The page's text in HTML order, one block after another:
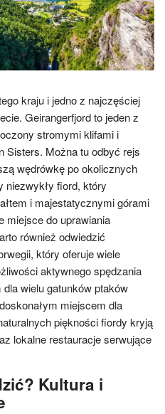
kraju i jedno z najczęściej
Geirangerfjord to jeden z
stromymi klifami i
Sisters. Można tu odbyć rejs
wędrówkę po okolicznych
fiord, który
i majestatycznymi górami
miejsce do uprawiania
również odwiedzić
który oferuje wiele
aktywnego spędzania
wielu gatunków ptaków
miejscem dla
piękności fiordy kryją
lokalne restauracje serwujące
Kultura i